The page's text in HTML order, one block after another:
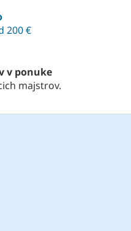
200 €
v ponuke
majstrov.